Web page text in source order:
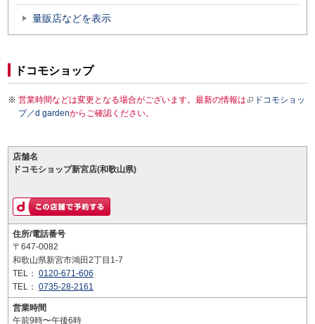
量販店などを表示
ドコモショップ
営業時間などは変更となる場合がございます。最新の情報は
ドコモショッ
プ／d gardenからご確認ください。
店舗名
ドコモショップ新宮店(和歌山県)
住所/電話番号
〒647-0082
和歌山県新宮市鴻田2丁目1-7
TEL： 0120-671-606
TEL： 0735-28-2161
営業時間
午前9時〜午後6時